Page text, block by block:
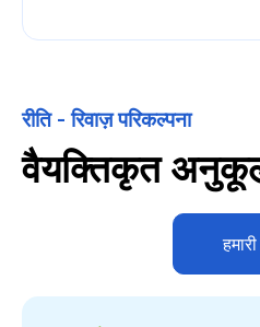
रीति - रिवाज़ परिकल्पना
वैयक्तिकृत